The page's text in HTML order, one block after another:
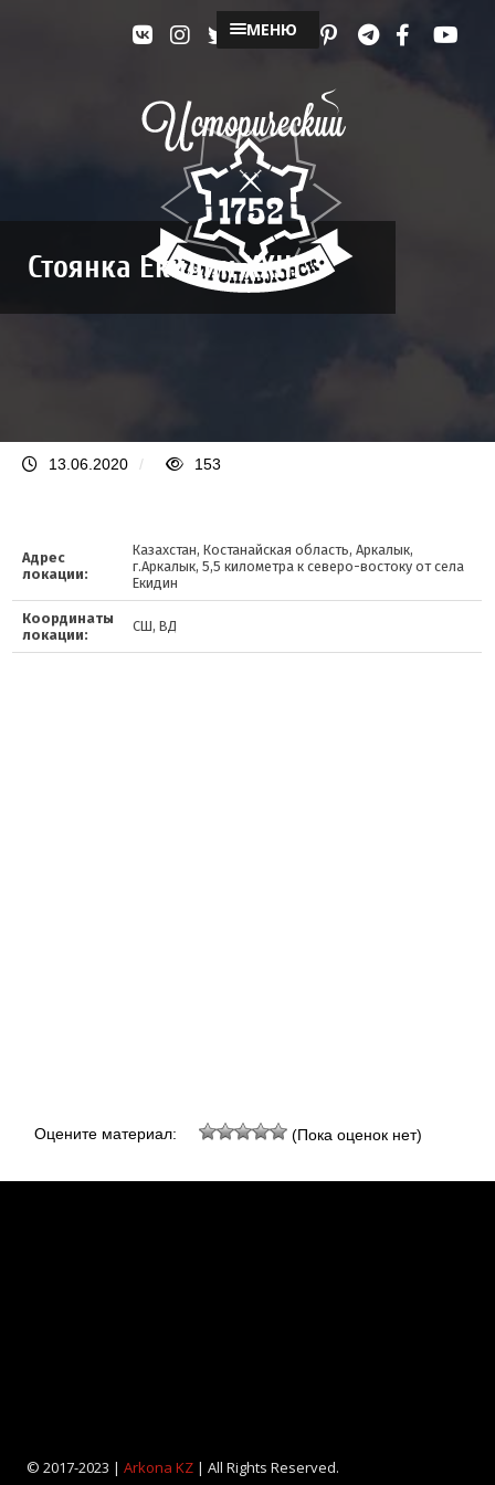
МЕНЮ
Стоянка Екидин XXIII
13.06.2020 / 153
Адрес
локации:
Казахстан, Костанайская область, Аркалык,
г.Аркалык, 5,5 километра к северо-востоку от села
Екидин
Координаты
локации:
СШ, ВД
Оцените материал: (Пока оценок нет)
© 2017-2023 | Arkona KZ| All Rights Reserved.